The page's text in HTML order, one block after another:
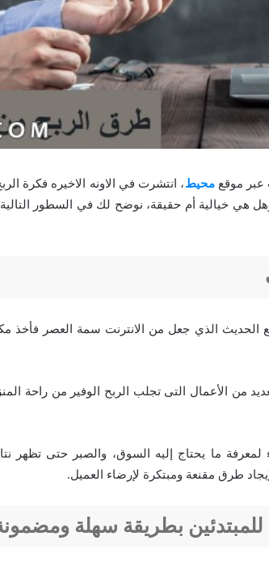
عبر موقعمحيط، انتشرت في الاونه الاخيره فكرة
هي خيالية أم حقيقة، نوضح لك في السطور
الحديث الذي جعل من الانترنت سمة العصر فأخذ
من الأعمال التى تجلب الربح الوفير من راحة
لمعرفة ما يحتاج إليه السوق، والصبر حتى تظهر
طرق مقنعة ومبتكرة لإرضاء العميل.
للمبتدئين بطريقة سهلة